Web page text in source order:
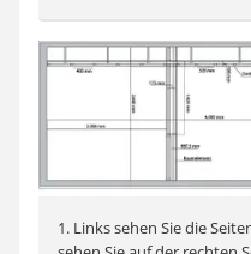
1. Links sehen Sie die